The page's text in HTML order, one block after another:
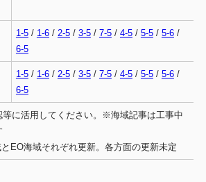
1-5/ 1-6/ 2-5/ 3-5/ 7-5/ 4-5/ 5-5/ 5-6/
6-5
1-5/ 1-6/ 2-5/ 3-5/ 7-5/ 4-5/ 5-5/ 5-6/
6-5
等に活用してください。※海域記事は工事中
EO海域それぞれ更新。各方面の更新未定